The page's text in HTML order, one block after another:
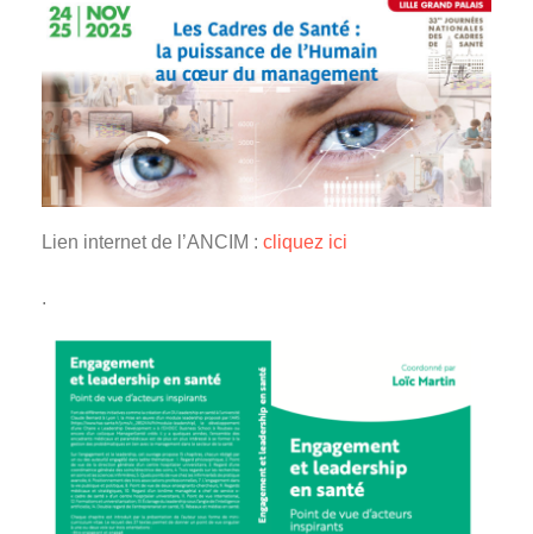
Lien internet de l’ANCIM : cliquez ici
.